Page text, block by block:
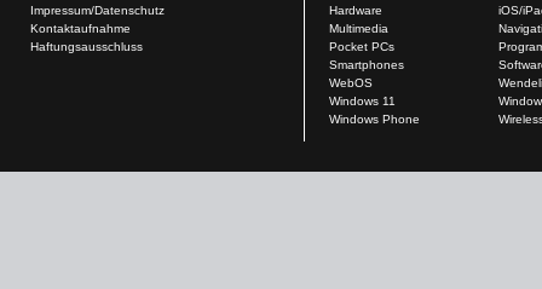
Impressum/Datenschutz
Kontaktaufnahme
Haftungsausschluss
Hardware
iOS/
Multimedia
Pocket PCs
Smartphones
WebOS
Windows 11
Windows Phone